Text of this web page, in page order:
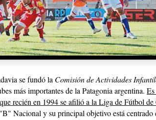
se fundó la Comisión de Actividades
más importantes de la Patagonia argentina.
recién en 1994 se afilió a la Liga de Fútbol
Nacional y su principal objetivo está centrado